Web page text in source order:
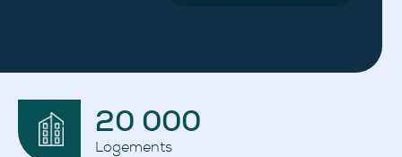
20 000
Logements